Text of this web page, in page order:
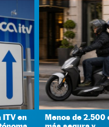
ITV en
Menos de 2.500